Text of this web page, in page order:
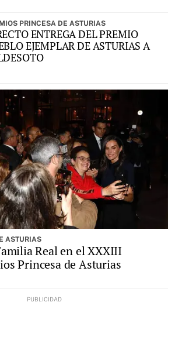
PRINCESA DE ASTURIAS
ENTREGA DEL PREMIO
EJEMPLAR DE ASTURIAS A
ASTURIAS
Real en el XXXIII
Princesa de Asturias